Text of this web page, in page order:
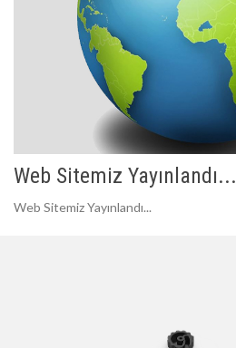
Web Sitemiz Yayınlandı...
Web Sitemiz Yayınlandı...